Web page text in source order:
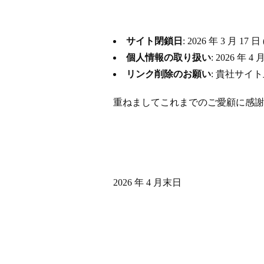
サイト閉鎖日 : 2026 年 3 月 17
個人情報の取り扱い: 2026 年 4
リンク削除のお願い: 貴社サイ
重ねましてこれまでのご愛顧に感
2026 年 4 月末日